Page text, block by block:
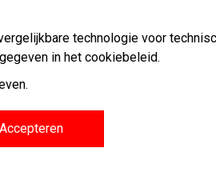
technologie voor
in het cookiebeleid.
Accepteren